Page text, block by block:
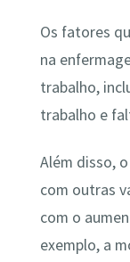
Os fatores
na
trabalho,
trabalho e
Além disso,
com outras
com o
exemplo, a